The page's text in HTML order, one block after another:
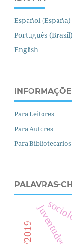
Español (España)
Português (Brasil)
English
Para Leitores
Para Autores
Para Bibliotecários
PALAVRAS-
juventudes